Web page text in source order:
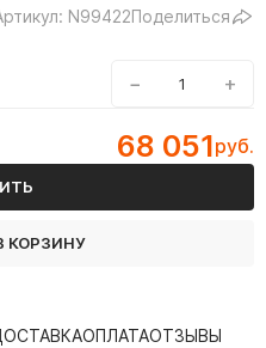
N99422Поделиться
− +
68 051руб.
КОРЗИНУ
ОПЛАТАОТЗЫВЫ